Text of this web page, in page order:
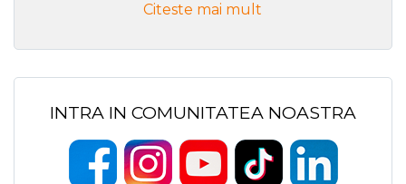
Citeste mai mult
INTRA IN COMUNITATEA NOASTRA